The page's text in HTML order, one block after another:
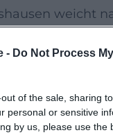
- Do Not Process
of the sale, sharing
personal or sensitive
by us, please use the
weicht
am Freitag (19
Offensen wird